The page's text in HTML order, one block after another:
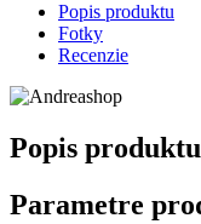
Popis produktu
Fotky
Recenzie
Popis produktu
Parametre